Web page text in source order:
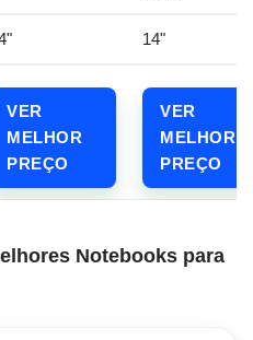
14"
VER
MELHOR
PREÇO
VER
MELHOR
PREÇO
Notebooks para